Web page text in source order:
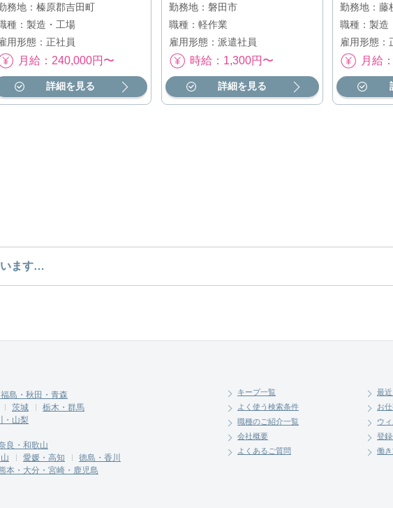
務地：榛原郡吉田町
種：製造・工場
用形態：正社員
月給：240,000円〜
詳細を見る
勤務地：磐田市
職種：軽作業
雇用形態：派遣社員
時給：1,300円〜
詳細を見る
勤務地：藤
職種：製造
雇用形態：
月給
うな求人があるかぜひチェックしてみてください。
います…
島・秋田・青森
茨城
栃木・群馬
・山梨
良・和歌山
愛媛・高知
徳島・香川
本・大分・宮崎・鹿児島
キープ一覧
最近
よく使う検索条件
お
職種のご紹介一覧
ウ
会社概要
登
よくあるご質問
働